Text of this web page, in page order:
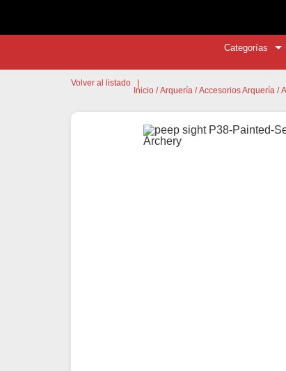
Categorías
Volver al listado
Inicio /Arquería /Accesorios Arquería /